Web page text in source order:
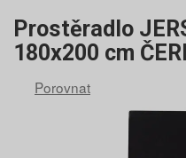
Prostěradlo
180x200 cm
Porovnat